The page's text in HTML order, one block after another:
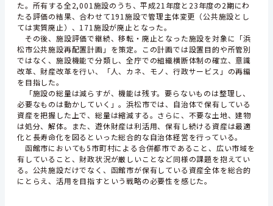
た。所有する全2,001施設のうち、平成21年度と23年度の2期にわ
たる評価の結果、合わせて191施設で管理主体変更（公共施設とし
ては実質廃止）、171施設が廃止となった。
その後、施設評価で継続、移転・廃止となった施設を対象に「浜
松市公共施設再配置計画」を策定。この計画では設置目的や所管別
ではなく、施設機能で分類し、全庁での組織横断体制の確立、意識
改革、財産改革を行い、「人、カネ、モノ、行政サービス」の再編
を目指した。
「施設の総量は減らすが、機能は残す。要らないものは整理し、
必要なものは動かしていく」。浜松市では、自治体で保有している
資産を把握した上で、総量は縮減する。さらに、不要な土地、建物
は処分、解体。また、遊休財産は利活用、保有し続ける資産は最適
化と長寿命化を図るといった総合的な自治体経営を行っている。
函館市においても5市町村による合併都市であること、広い市域を
有していること、財政状況が厳しいことなど同様の課題を抱えてい
る。公共施設だけでなく、函館市が保有している資産全体を総合的
にとらえ、活用を目指すという戦略の必要性を感じた。